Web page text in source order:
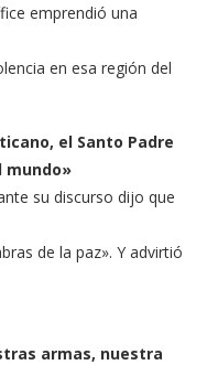
emprendió una
en esa región del
el Santo Padre
mundo»
su discurso dijo que
de la paz». Y advirtió
armas, nuestra